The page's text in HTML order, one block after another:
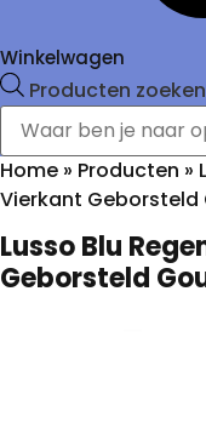
Winkelwagen
Producten zoeken
Home » Producten »
Vierkant Geborsteld
Lusso Blu
Geborsteld